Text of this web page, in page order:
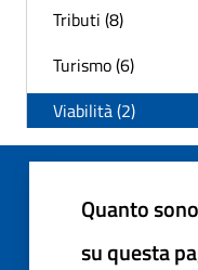
Tributi (8)
Turismo (6)
Viabilità (2)
Quanto
su questa